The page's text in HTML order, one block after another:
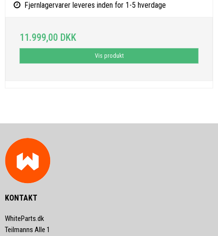
Fjernlagervarer leveres inden for 1-5 hverdage
11.999,00 DKK
Vis produkt
KONTAKT
WhiteParts.dk
Teilmanns Alle 1